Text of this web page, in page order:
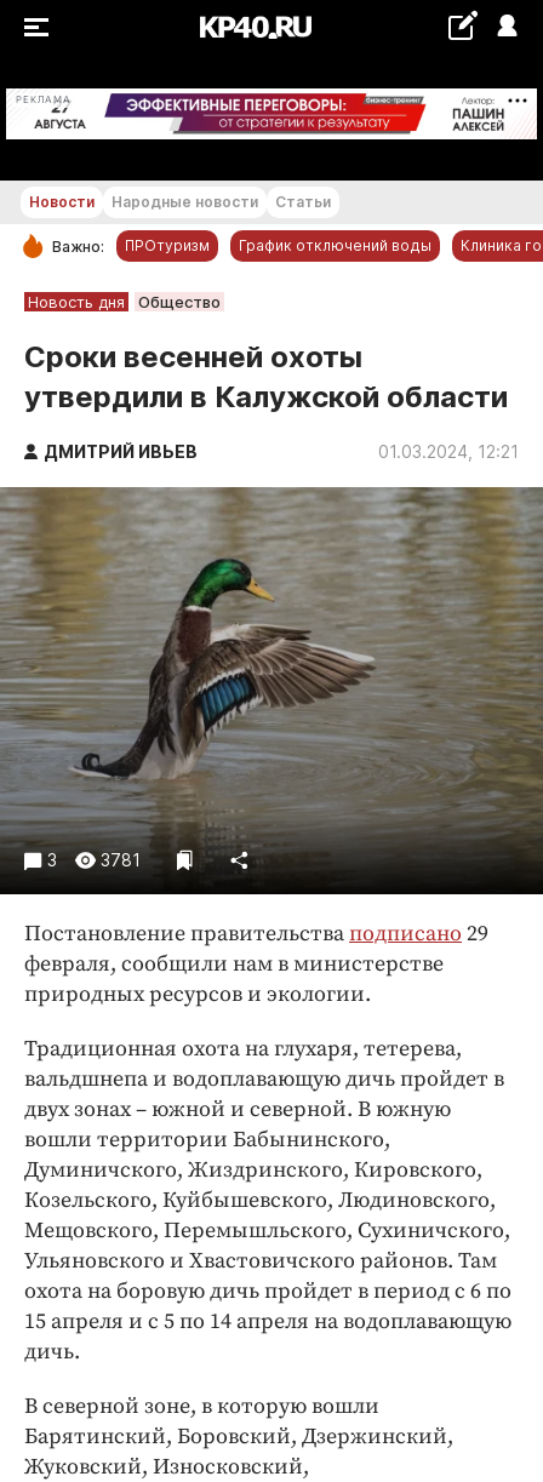
РЕКЛАМА +22...+23 °С
РУБРИКИ
Статьи
Народные новости
Авто и транспорт
Благоустройство
Криминал
Культура
Недвижимость и ЖКХ
Образование
Общество
Погода
Праздники
Происшествия
Спорт
ПРОЕКТЫ
Блоги
Медиаперсона
Интересное чтиво
Бренд года
Работодатель года
Новости Народные новости Статьи
Важно: ПРОтуризм График отключений воды Клиника
Новость дня Общество
Сроки весенней охоты
утвердили в Калужской области
ДМИТРИЙ ИВЬЕВ 01.03.2024, 12:21
3 3781
Постановление правительстваподписано 29
февраля, сообщили нам в министерстве
природных ресурсов и экологии.
Традиционная охота на глухаря, тетерева,
вальдшнепа и водоплавающую дичь пройдет в
двух зонах – южной и северной. В южную
вошли территории Бабынинского,
Думиничского, Жиздринского, Кировского,
Козельского, Куйбышевского, Людиновского,
Мещовского, Перемышльского, Сухиничского,
Ульяновского и Хвастовичского районов. Там
охота на боровую дичь пройдет в период с 6 по
15 апреля и с 5 по 14 апреля на водоплавающую
дичь.
В северной зоне, в которую вошли
Барятинский, Боровский, Дзержинский,
Жуковский, Износковский,